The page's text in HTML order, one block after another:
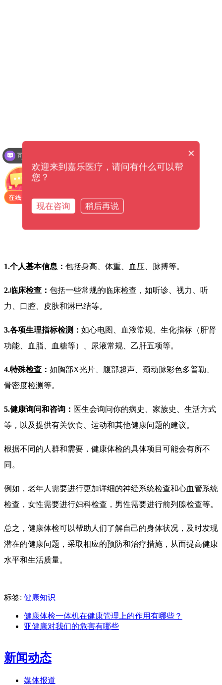
1.个人基本信息： 包括身高、体重、血压、脉搏等。
2.临床检查： 包括一些常规的临床检查，如听诊、视力、听
力、口腔、皮肤和淋巴结等。
3.各项生理指标检测： 如心电图、血液常规、生化指标（肝肾
功能、血脂、血糖等）、尿液常规、乙肝五项等。
4.特殊检查： 如胸部X光片、腹部超声、颈动脉彩色多普勒、
骨密度检测等。
5.健康询问和咨询： 医生会询问你的病史、家族史、生活方式
等，以及提供有关饮食、运动和其他健康问题的建议。
根据不同的人群和需要，健康体检的具体项目可能会有所不
同。
例如，老年人需要进行更加详细的神经系统检查和心血管系统
检查，女性需要进行妇科检查，男性需要进行前列腺检查等。
总之，健康体检可以帮助人们了解自己的身体状况，及时发现
潜在的健康问题，采取相应的预防和治疗措施，从而提高健康
水平和生活质量。
标签: 健康知识
健康体检一体机在健康管理上的作用有哪些？
亚健康对我们的危害有哪些
新闻动态
媒体报道
×
欢迎来到嘉乐医疗，请问有什么可以帮
您？
现在咨询 稍后再说